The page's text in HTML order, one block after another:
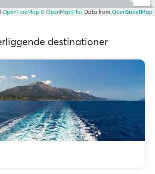
OpenFreeMap © OpenMapTiles Data from OpenStreetMap
destinationer